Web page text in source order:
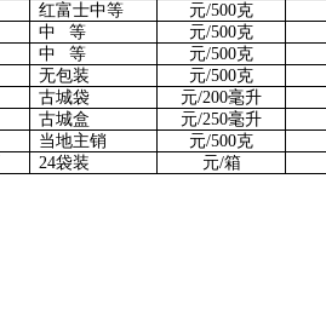
红富士中等
元/500克
中 等
元/500克
中 等
元/500克
无包装
元/500克
古城袋 元/200毫升
古城盒 元/250毫升
当地主销
元/500克
24袋装 元/箱